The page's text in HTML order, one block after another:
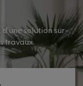
d'une solution sur-
travaux